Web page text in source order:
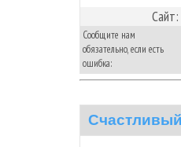
Сайт:
Сообщите нам
обязательно, если есть
ошибка: